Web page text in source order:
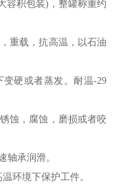
容积包装)，整罐称重约
重载，抗高温，以石油
硬或者蒸发。耐温-29
蚀，腐蚀，磨损或者咬
轴承润滑。
环境下保护工件。